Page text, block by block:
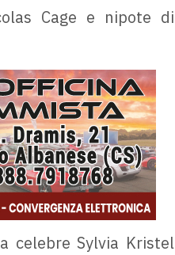
Cage e nipote di
celebre Sylvia Kristel